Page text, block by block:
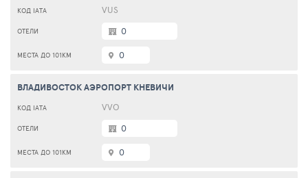
VUS
0
0
ВЛАДИВОСТОК АЭРОПОРТ КНЕВИЧИ
VVO
0
0